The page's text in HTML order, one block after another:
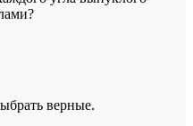
верные.